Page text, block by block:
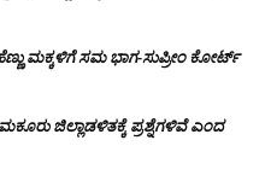
ಮಕ್ಕಳಿಗೆ ಸಮ ಭಾಗ-ಸುಪ್ರೀಂ ಕೋರ್ಟ್
ಜಿಲ್ಲಾಡಳಿತಕ್ಕೆ ಪ್ರಶ್ನೆಗಳಿವೆ ಎಂದ